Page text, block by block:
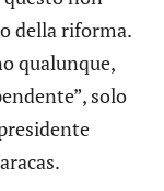
della riforma.
qualunque,
solo